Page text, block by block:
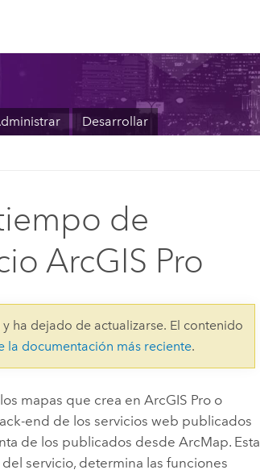
Desarrollar
de
ArcGIS Pro
y ha dejado de actualizarse. El contenido
la documentación más reciente.
mapas que crea enArcGIS Pro o
end de los servicios web publicados
de los publicados desdeArcMap. Esta
servicio, determina las funciones